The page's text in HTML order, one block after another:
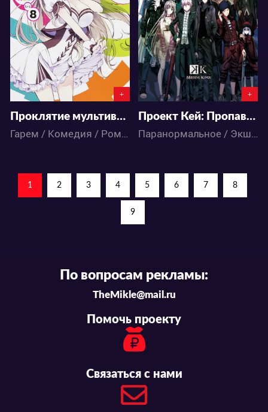
2 4
+
Проклятие мультивыбора превратило мою жизнь в ад OVA
Гарем / Комедия / Романтика / Школа / Аниме
0 1
+
Проект Кей: Пропавшие Короли
Паранормальное / Экшен / Аниме
1 2 3 4 5 6 7 8
9
По вопросам рекламы:
TheMikle@mail.ru
Помочь проекту
Связаться с нами